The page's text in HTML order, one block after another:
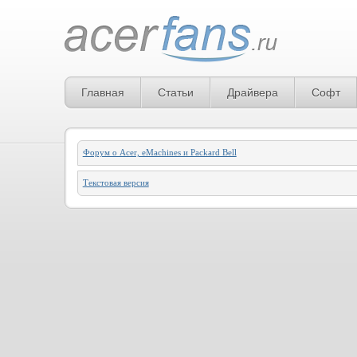
Главная Статьи Драйвера Софт
Форум о Acer, eMachines и Packard Bell
Текстовая версия